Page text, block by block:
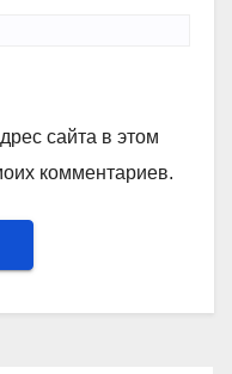
сайта в этом
комментариев.